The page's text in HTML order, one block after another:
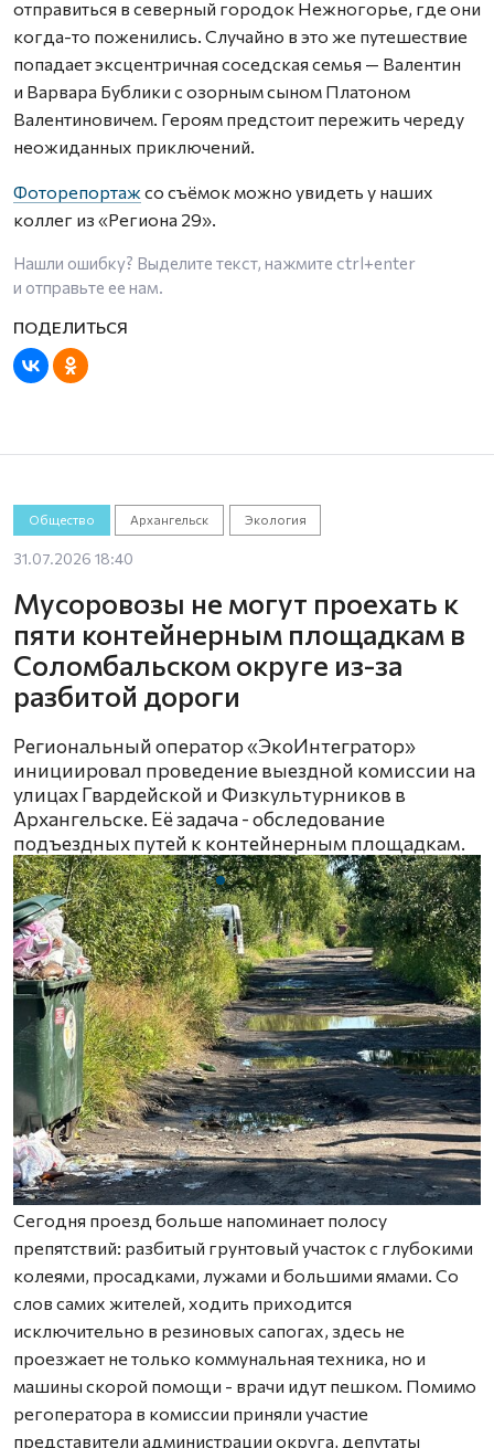
отправиться в северный городок Нежногорье, где они
когда-то поженились. Случайно в это же путешествие
попадает эксцентричная соседская семья — Валентин
и Варвара Бублики с озорным сыном Платоном
Валентиновичем. Героям предстоит пережить череду
неожиданных приключений.
Фоторепортаж со съёмок можно увидеть у наших
коллег из «Региона 29».
Нашли ошибку? Выделите текст, нажмите ctrl+enter
и отправьте ее нам.
Общество Архангельск Экология
31.07.2026 18:40
Мусоровозы не могут проехать к
пяти контейнерным площадкам в
Соломбальском округе из-за
разбитой дороги
Региональный оператор «ЭкоИнтегратор»
инициировал проведение выездной комиссии на
улицах Гвардейской и Физкультурников в
Архангельске. Её задача - обследование
подъездных путей к контейнерным площадкам.
Сегодня проезд больше напоминает полосу
препятствий: разбитый грунтовый участок с глубокими
колеями, просадками, лужами и большими ямами. Со
слов самих жителей, ходить приходится
исключительно в резиновых сапогах, здесь не
проезжает не только коммунальная техника, но и
машины скорой помощи - врачи идут пешком. Помимо
регоператора в комиссии приняли участие
представители администрации округа, депутаты